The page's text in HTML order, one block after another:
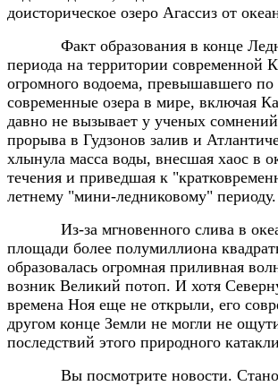
доисторическое озеро Агассиз от
Факт образования в конце
периода на территории современной
огромного водоема, превышавшего по
современные озера в мире, включая
давно не вызывает у ученых
прорыва в Гудзонов залив и
хлынула масса воды, внесшая хаос в
течения и приведшая к
летнему "мини-ледниковому" периоду.
Из-за мгновенного слива в
площади более полумиллиона
образовалась огромная приливная
возник Великий потоп. И хотя
времена Ноя еще не открыли, его
другом конце Земли не могли не
последствий этого природного
Вы посмотрите новости.